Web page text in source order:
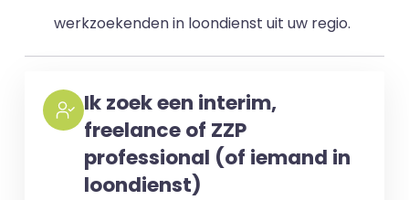
werkzoekenden in loondienst uit uw regio.
Ik zoek een interim,
freelance of ZZP
professional (of iemand in
loondienst)